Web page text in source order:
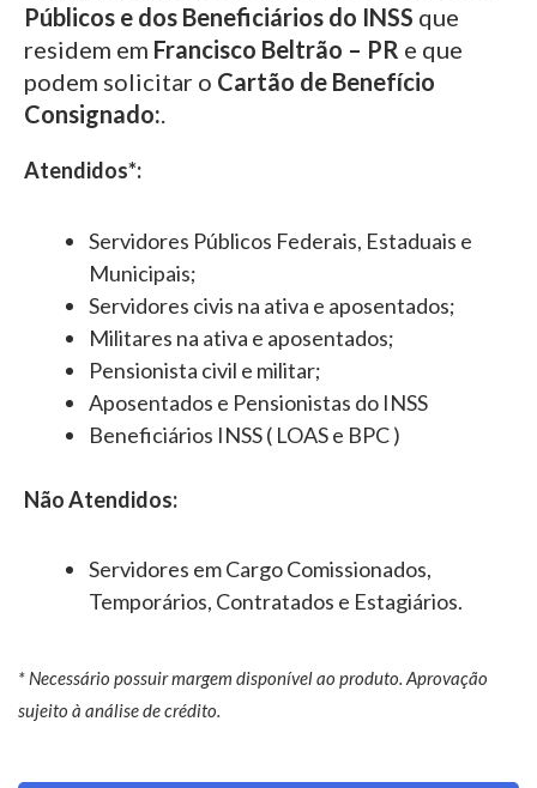
Públicos e dos Beneficiários do INSS que
residem em Francisco Beltrão – PR e que
podem solicitar o Cartão de Benefício
Consignado:.
Atendidos*:
Servidores Públicos Federais, Estaduais e
Municipais;
Servidores civis na ativa e aposentados;
Militares na ativa e aposentados;
Pensionista civil e militar;
Aposentados e Pensionistas do INSS
Beneficiários INSS ( LOAS e BPC )
Não Atendidos:
Servidores em Cargo Comissionados,
Temporários, Contratados e Estagiários.
* Necessário possuir margem disponível ao produto. Aprovação
sujeito à análise de crédito.